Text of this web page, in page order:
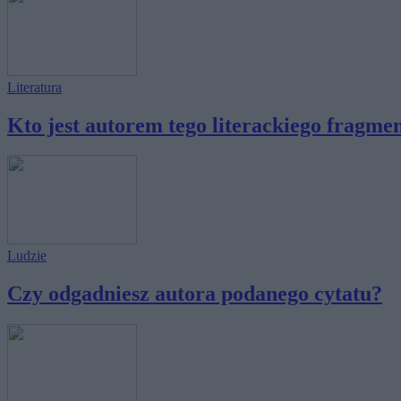
Literatura
Kto jest autorem tego literackiego
Ludzie
Czy odgadniesz autora podanego cytatu?